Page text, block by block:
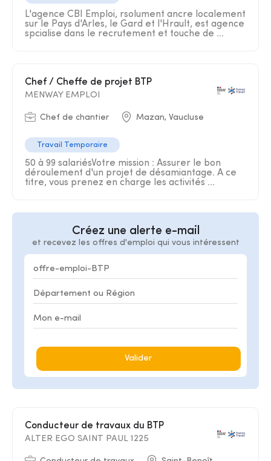
L'agence CBI Emploi, rsolument ancre localement
sur le Pays d'Arles, le Gard et l'Hrault, est agence
spcialise dans le recrutement et touche de ...
Chef / Cheffe de projet BTP
MENWAY EMPLOI
Chef de chantier Mazan, Vaucluse
Travail Temporaire
50 à 99 salariésVotre mission : Assurer le bon
déroulement d'un projet de désamiantage. A ce
titre, vous prenez en charge les activités ...
Créez une alerte e-mail
et recevez les offres d'emploi qui vous intéressent
Valider
Conducteur de travaux du BTP
ALTER EGO SAINT PAUL 1225